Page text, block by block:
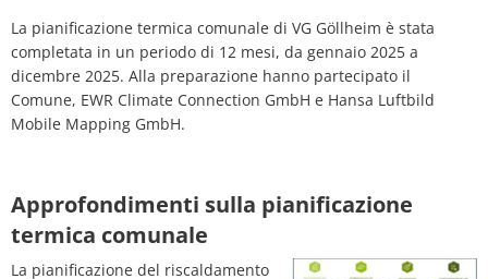
La pianificazione termica comunale di VG Göllheim è stata
completata in un periodo di 12 mesi, da gennaio 2025 a
dicembre 2025. Alla preparazione hanno partecipato il
Comune, EWR Climate Connection GmbH e Hansa Luftbild
Mobile Mapping GmbH.
Approfondimenti sulla pianificazione
termica comunale
La pianificazione del riscaldamento